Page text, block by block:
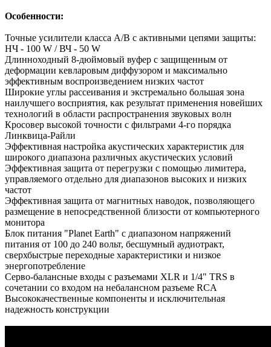
Особенности:
Точные усилители класса A/B с активными цепями защиты:
НЧ - 100 W / ВЧ - 50 W
Длинноходный 8-дюймовый вуфер с защищенным от
деформации кевларовым диффузором и максимально
эффективным воспроизведением низких частот
Широкие углы рассеивания и экстремально большая зона
наилучшего восприятия, как результат применения новейших
технологий в области распространения звуковых волн
Кросовер высокой точности с фильтрами 4-го порядка
Линквица-Райли
Эффективная настройка акустических характеристик для
широкого диапазона различных акустических условий
Эффективная защита от перегрузки с помощью лимитера,
управляемого отдельно для диапазонов высоких и низких
частот
Эффективная защита от магнитных наводок, позволяющего
размещение в непосредственной близости от компьютерного
монитора
Блок питания "Planet Earth" с диапазоном напряжений
питания от 100 до 240 вольт, бесшумный аудиотракт,
сверхбыстрые переходные характеристики и низкое
энергопотребление
Серво-балансные входы с разъемами XLR и 1/4" TRS в
сочетании со входом на небалансном разъеме RCA
Высококачественные компоненты и исключительная
надежность конструкции